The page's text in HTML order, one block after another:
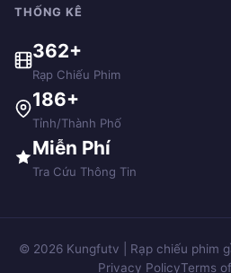
THỐNG KÊ
362+
Rạp Chiếu Phim
186+
Tỉnh/Thành Phố
Miễn Phí
Tra Cứu Thông Tin
© 2026 Kungfutv | Rạp chiếu phim
Privacy PolicyTerms